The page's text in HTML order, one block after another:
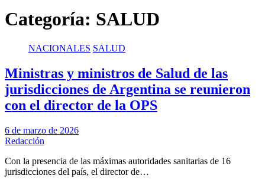
Categoría: SALUD
NACIONALES SALUD
Ministras y ministros de Salud de las
jurisdicciones de Argentina se reunieron
con el director de la OPS
6 de marzo de 2026
Redacción
Con la presencia de las máximas autoridades sanitarias de 16
jurisdicciones del país, el director de…